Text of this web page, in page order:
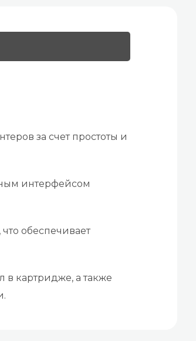
за счет простоты и
интерфейсом
обеспечивает
в картридже, а также